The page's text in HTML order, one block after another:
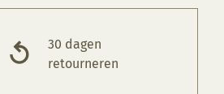
30 dagen
retourneren